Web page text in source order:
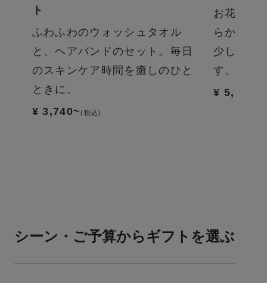
ト
ふわふわのウォッシュタオル
と、ヘアバンドのセット。毎日
のスキンケア時間を癒しのひと
ときに。
¥ 3,740~(税込)
お花見の
らかなカ
少し楽し
す。
¥ 5,445
シーン・ご予算からギフトを選ぶ